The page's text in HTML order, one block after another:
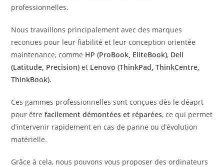
professionnelles.
Nous travaillons principalement avec des marques
reconues pour leur fiabilité et leur conception orientée
maintenance, comme HP (ProBook, EliteBook), Dell
(Latitude, Precision) et Lenovo (ThinkPad, ThinkCentre,
ThinkBook).
Ces gammes professionnelles sont conçues dès le déaprt
pour êtrefacilement démontées et réparées, ce qui permet
d’intervenir rapidement en cas de panne ou d’évolution
matérielle.
Grâce à cela, nous pouvons vous proposer des ordinateurs